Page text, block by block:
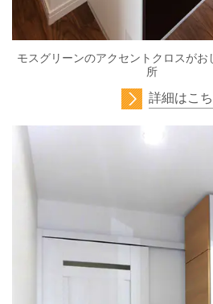
モスグリーンのアクセントクロスが
所
詳細はこ